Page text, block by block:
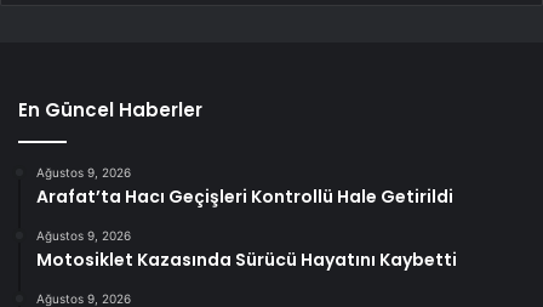
En Güncel Haberler
Ağustos 9, 2026
Arafat’ta Hacı Geçişleri Kontrollü Hale Getirildi
Ağustos 9, 2026
Motosiklet Kazasında Sürücü Hayatını Kaybetti
Ağustos 9, 2026